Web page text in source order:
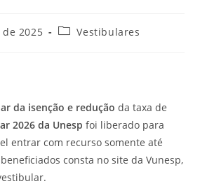
2025
Categoria
Vestibulares
da isenção e reduçãoda taxa de
2026 da Unesp foi liberado para
entrar com recurso somente até
consta no site da Vunesp,